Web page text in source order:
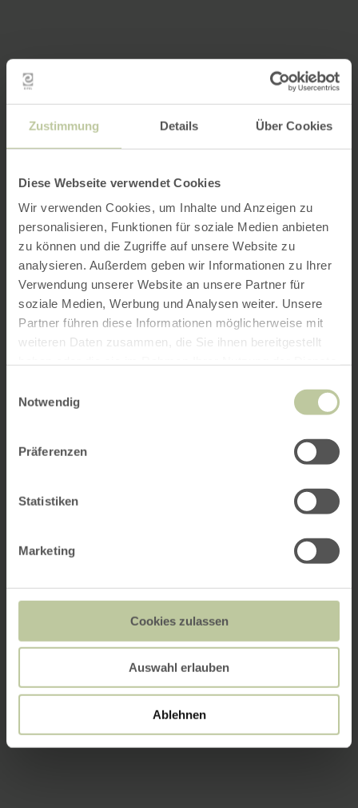
Zustimmung Details Über Cookies
Diese Webseite verwendet Cookies
Wir verwenden Cookies, um Inhalte und Anzeigen zu
personalisieren, Funktionen für soziale Medien anbieten
zu können und die Zugriffe auf unsere Website zu
analysieren. Außerdem geben wir Informationen zu Ihrer
Verwendung unserer Website an unsere Partner für
soziale Medien, Werbung und Analysen weiter. Unsere
Partner führen diese Informationen möglicherweise mit
weiteren Daten zusammen, die Sie ihnen bereitgestellt
Notwendig
Präferenzen
Statistiken
Marketing
Cookies zulassen
Auswahl erlauben
Ablehnen